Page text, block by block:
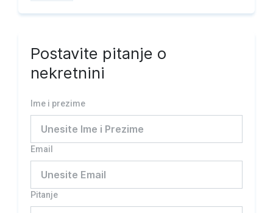
Postavite pitanje o
nekretnini
Ime i prezime
Email
Pitanje